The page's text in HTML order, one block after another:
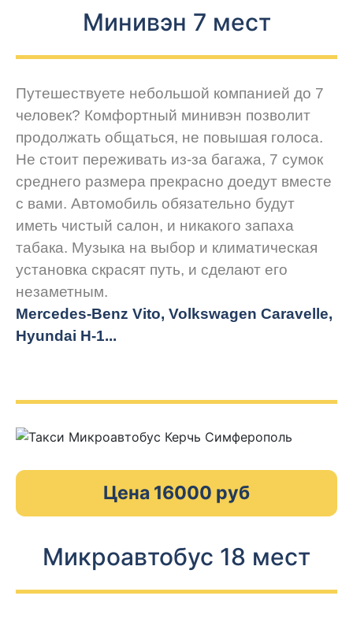
Минивэн 7 мест
Путешествуете небольшой компанией до 7
человек? Комфортный минивэн позволит
продолжать общаться, не повышая голоса.
Не стоит переживать из-за багажа, 7 сумок
среднего размера прекрасно доедут вместе
с вами. Автомобиль обязательно будут
иметь чистый салон, и никакого запаха
табака. Музыка на выбор и климатическая
установка скрасят путь, и сделают его
незаметным.
Mercedes-Benz Vito, Volkswagen Caravelle,
Hyundai H-1...
Цена 16000 руб
Микроавтобус 18 мест